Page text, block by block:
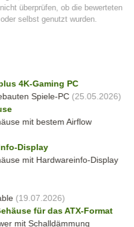
4K-Gaming PC
Spiele-PC(25.05.2026)
mit bestem Airflow
Display
mit Hardwareinfo-Display
(19.07.2026)
für das ATX-Format
mit Schalldämmung